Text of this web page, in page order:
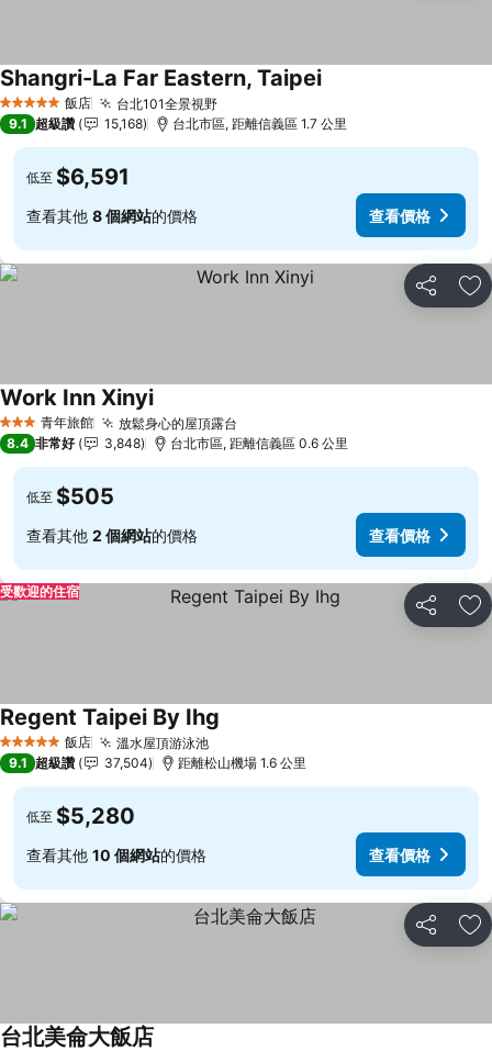
5 星級 飯店 台北101全景視野查看價格
Shangri-La Far Eastern, Taipei查看價格
9.1 超級讚 15,168 台北市區, 距離信義區 1.7 公里
低至 $6,591
查看其他 8 個網站的價格 查看價格
分享 加
3 星級 青年旅館 放鬆身心的屋頂露台
Work Inn Xinyi查看價格
8.4 非常好 3,848 台北市區, 距離信義區 0.6 公里
低至 $505
查看其他 2 個網站的價格 查看價格
分享 加
受歡迎的住宿
5 星級 飯店 溫水屋頂游泳池查看價格
Regent Taipei By Ihg
9.1 超級讚 37,504 距離松山機場 1.6 公里
低至 $5,280
查看其他 10 個網站的價格 查看價格
分享 加
台北美侖大飯店